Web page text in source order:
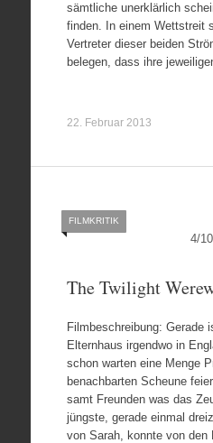
sämtliche unerklärlich
finden. In einem Wettstreit
Vertreter dieser beiden
belegen, dass ihre
22. Februar 2013
4/10
FILMKRITIK
The Twilight
Filmbeschreibung: Gerade
Elternhaus irgendwo in
schon warten eine Menge
benachbarten Scheune
samt Freunden was das
jüngste, gerade einmal
von Sarah, konnte von den